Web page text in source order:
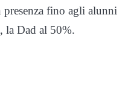
fino agli alunni
la Dad al 50%.